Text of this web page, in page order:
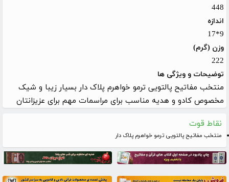
448
اندازه
9*17
وزن (گرم)
222
توضیحات و ویژگی ها
منتخب مفاتیح پالتویی ترمو خواهرم پلاک دار بسیار زیبا و شیک
مخصوص کادو و هدیه مناسب برای مراسمات مهم برای عزیزانتان
نقاط قوت
منتخب مفاتیح پالتویی ترمو خواهرم پلاک دار